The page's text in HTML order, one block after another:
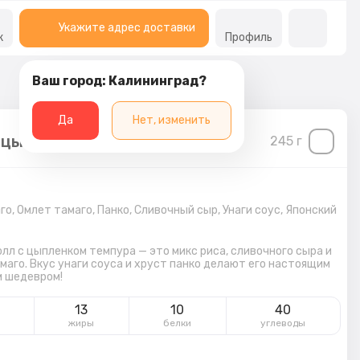
Укажите адрес доставки
Ваш город: Калининград?
Да Нет, изменить
Профиль
темпура 245 г
Омлет тамаго, Панко, Сливочный сыр,Унаги соус, Японский
с цыпленком темпура — это микс риса, сливочного сыра и
Вкус унаги соуса и хруст панко делают его настоящим
шедевром!
13
жиры
10
белки
40
углеводы